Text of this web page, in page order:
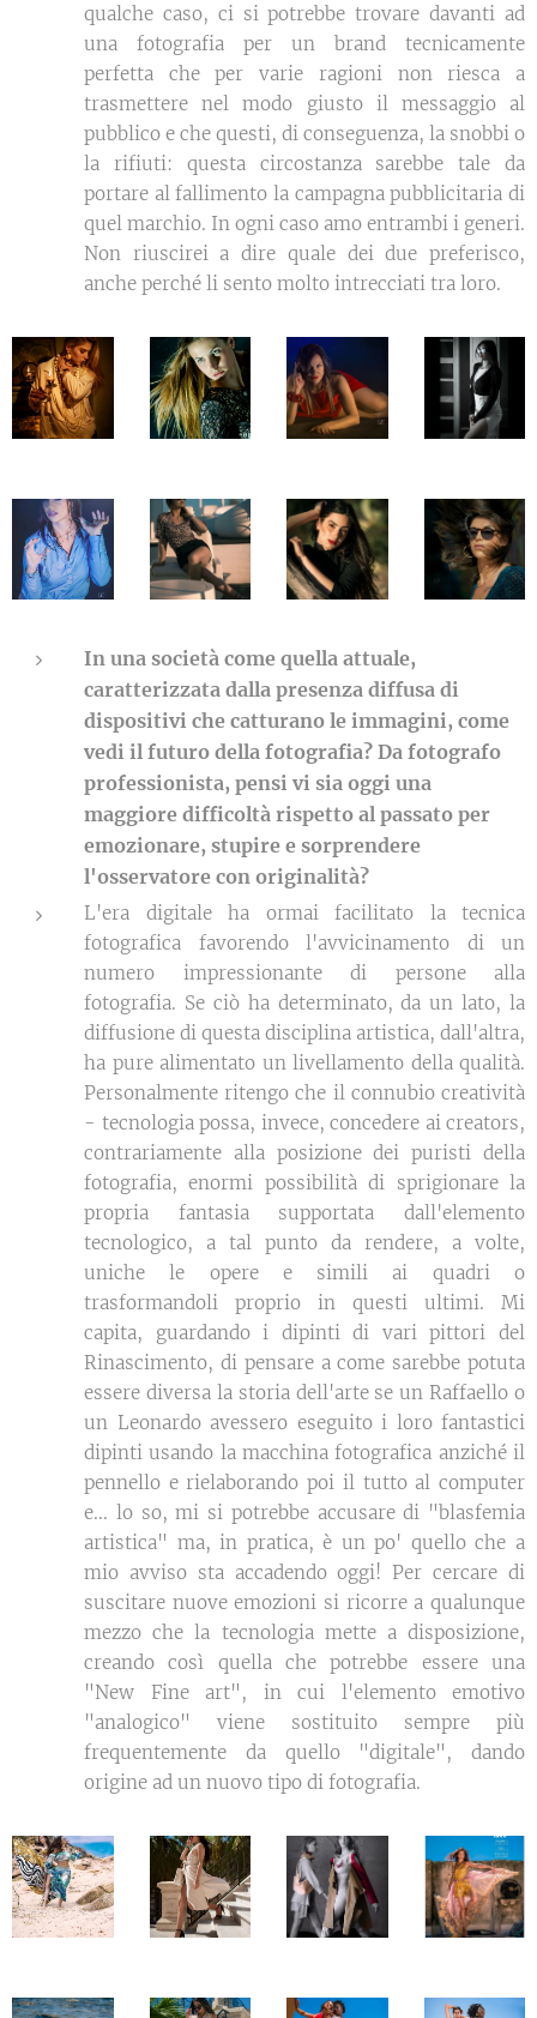
qualche caso, ci si potrebbe trovare davanti ad
una fotografia per un brand tecnicamente
perfetta che per varie ragioni non riesca a
trasmettere nel modo giusto il messaggio al
pubblico e che questi, di conseguenza, la snobbi o
la rifiuti: questa circostanza sarebbe tale da
portare al fallimento la campagna pubblicitaria di
quel marchio. In ogni caso amo entrambi i generi.
Non riuscirei a dire quale dei due preferisco,
anche perché li sento molto intrecciati tra loro.
In una società come quella attuale,
caratterizzata dalla presenza diffusa di
dispositivi che catturano le immagini, come
vedi il futuro della fotografia? Da fotografo
professionista, pensi vi sia oggi una
maggiore difficoltà rispetto al passato per
emozionare, stupire e sorprendere
l'osservatore con originalità?
L'era digitale ha ormai facilitato la tecnica
fotografica favorendo l'avvicinamento di un
numero impressionante di persone alla
fotografia. Se ciò ha determinato, da un lato, la
diffusione di questa disciplina artistica, dall'altra,
ha pure alimentato un livellamento della qualità.
Personalmente ritengo che il connubio creatività
- tecnologia possa, invece, concedere ai creators,
contrariamente alla posizione dei puristi della
fotografia, enormi possibilità di sprigionare la
propria fantasia supportata dall'elemento
tecnologico, a tal punto da rendere, a volte,
uniche le opere e simili ai quadri o
trasformandoli proprio in questi ultimi. Mi
capita, guardando i dipinti di vari pittori del
Rinascimento, di pensare a come sarebbe potuta
essere diversa la storia dell'arte se un Raffaello o
un Leonardo avessero eseguito i loro fantastici
dipinti usando la macchina fotografica anziché il
pennello e rielaborando poi il tutto al computer
e... lo so, mi si potrebbe accusare di "blasfemia
artistica" ma, in pratica, è un po' quello che a
mio avviso sta accadendo oggi! Per cercare di
suscitare nuove emozioni si ricorre a qualunque
mezzo che la tecnologia mette a disposizione,
creando così quella che potrebbe essere una
"New Fine art", in cui l'elemento emotivo
"analogico" viene sostituito sempre più
frequentemente da quello "digitale", dando
origine ad un nuovo tipo di fotografia.